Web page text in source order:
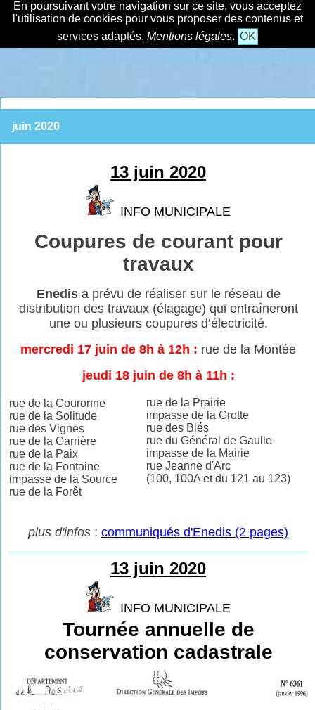
En poursuivant votre navigation sur ce site, vous acceptez
l'utilisation de cookies pour vous proposer des contenus et
services adaptés. Mentions légales. OK
juin 2020
13 juin 2020
INFO MUNICIPALE
Coupures de courant pour
travaux
Enedis a prévu de réaliser sur le réseau de
distribution des travaux (élagage) qui entraîneront
une ou plusieurs coupures d’électricité.
mercredi 17 juin de 8h à 12h : rue de la Montée
jeudi 18 juin de 8h à 11h :
rue de la Couronne
rue de la Solitude
rue des Vignes
rue de la Carrière
rue de la Paix
rue de la Fontaine
impasse de la Source
rue de la Forêt
rue de la Prairie
impasse de la Grotte
rue des Blés
rue du Général de Gaulle
impasse de la Mairie
rue Jeanne d'Arc
(100, 100A et du 121 au 123)
plus d'infos : communiqués d'Enedis (2 pages)
13 juin 2020
INFO MUNICIPALE
Tournée annuelle de
conservation cadastrale